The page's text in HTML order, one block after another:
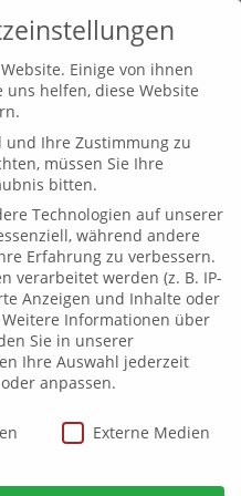
2019
MesseAKTIV &
dem 14. und am
2019 können Sie
18.00 Uhr, in der
Lebensweise
Einige von ihnen
helfen, diese Website
und Ihre Zustimmung zu
müssen Sie Ihre
bitten.
Technologien auf unserer
während andere
Erfahrung zu verbessern.
verarbeitet werden (z. B. IP-
Anzeigen und Inhalte oder
Weitere Informationen über
Sie in unserer
Ihre Auswahl jederzeit
anpassen.
Externe Medien